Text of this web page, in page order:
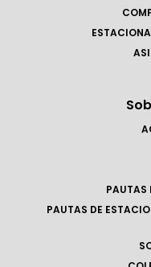
PAUTAS
PAUTAS DE